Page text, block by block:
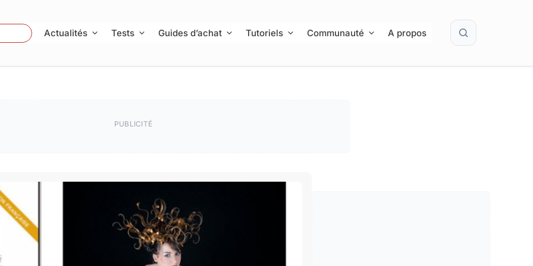
Actualités Tests Guides d’achat Tutoriels Communauté A propos Rechercher
PUBLICITÉ